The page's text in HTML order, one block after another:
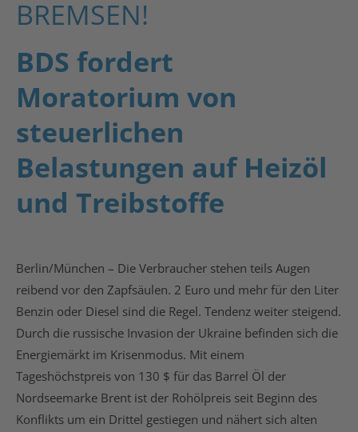
BREMSEN!
BDS fordert
Moratorium von
steuerlichen
Belastungen auf Heizöl
und Treibstoffe
Berlin/München – Die Verbraucher stehen teils Augen
reibend vor den Zapfsäulen. 2 Euro und mehr für den Liter
Benzin oder Diesel sind die Regel. Tendenz weiter steigend.
Durch die russische Invasion der Ukraine befinden sich die
Energiemärkt im Krisenmodus. Mit einem
Tageshöchstpreis von 130 $ für das Barrel Öl der
Nordseemarke Brent ist der Rohölpreis seit Beginn des
Konflikts um ein Drittel gestiegen und nähert sich alten